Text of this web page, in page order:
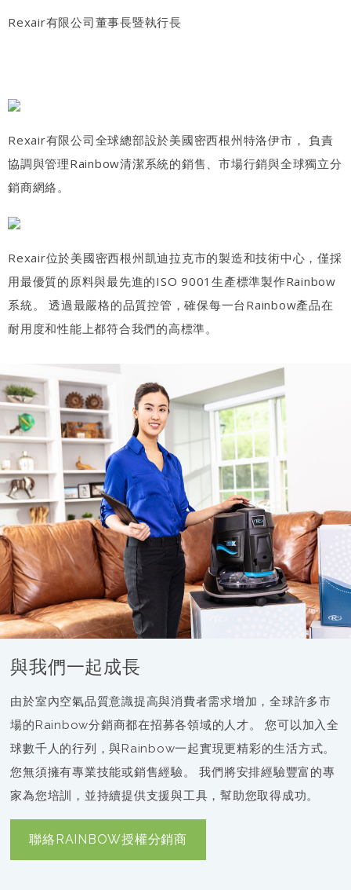
Rexair有限公司董事長暨執行長
Rexair有限公司全球總部設於美國密西根州特洛伊市， 負責
協調與管理Rainbow清潔系統的銷售、市場行銷與全球獨立分
銷商網絡。
Rexair位於美國密西根州凱迪拉克市的製造和技術中心，僅採
用最優質的原料與最先進的ISO 9001生產標準製作Rainbow
系統。 透過最嚴格的品質控管，確保每一台Rainbow產品在
耐用度和性能上都符合我們的高標準。
與我們一起成長
由於室內空氣品質意識提高與消費者需求增加，全球許多市
場的Rainbow分銷商都在招募各領域的人才。 您可以加入全
球數千人的行列，與Rainbow一起實現更精彩的生活方式。
您無須擁有專業技能或銷售經驗。 我們將安排經驗豐富的專
家為您培訓，並持續提供支援與工具，幫助您取得成功。
聯絡RAINBOW授權分銷商